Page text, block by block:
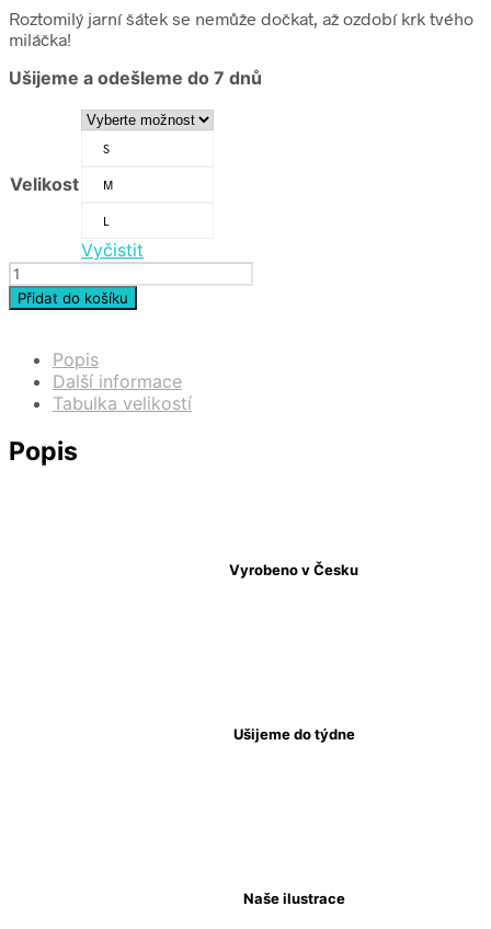
byla:
8€
je:
4€
Roztomilý jarní šátek se nemůže dočkat, až ozdobí krk tvého
miláčka!
Ušijeme a odešleme do 7 dnů
Velikost
S
M
L
Vyčistit
JARO
|
šátek
psa
množství
Přidat do košíku
Popis
Další informace
Tabulka velikostí
Popis
Vyrobeno v Česku
Ušijeme do týdne
Naše ilustrace